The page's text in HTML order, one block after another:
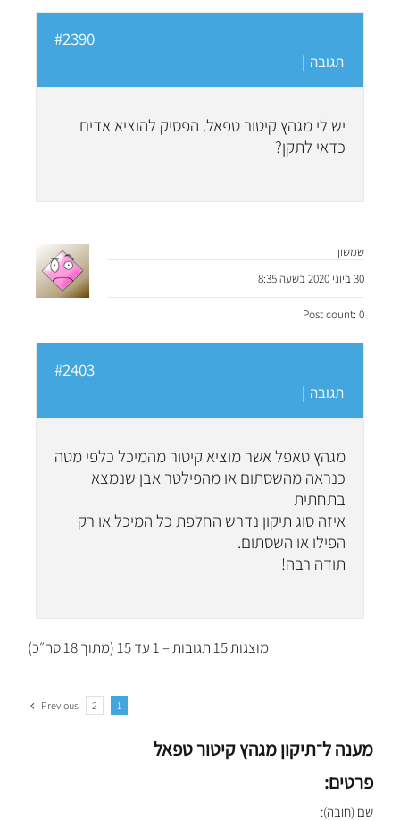
#2390
תגובה |
יש לי מגהץ קיטור טפאל. הפסיק להוציא אדים
כדאי לתקן?
שמשון
30 ביוני 2020 בשעה 8:35
Post count: 0
#2403
תגובה |
מגהץ טאפל אשר מוציא קיטור מהמיכל כלפי מטה
כנראה מהשסתום או מהפילטר אבן שנמצא
בתחתית
איזה סוג תיקון נדרש החלפת כל המיכל או רק
הפילו או השסתום.
תודה רבה!
מוצגות 15 תגובות – 1 עד 15 (מתוך 18 סה״כ)
1
2
Previous
מענה ל־תיקון מגהץ קיטור טפאל
פרטים:
שם (חובה):